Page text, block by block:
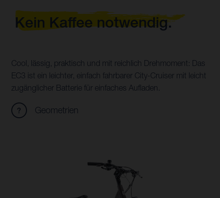
Kein Kaffee notwendig.
Cool, lässig, praktisch und mit reichlich Drehmoment: Das
EC3 ist ein leichter, einfach fahrbarer City-Cruiser mit leicht
zugänglicher Batterie für einfaches Aufladen.
Geometrien